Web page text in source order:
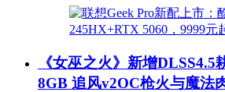
《女巫之火》新增DLSS4.5
8GB 追风v2OC枪火与魔法